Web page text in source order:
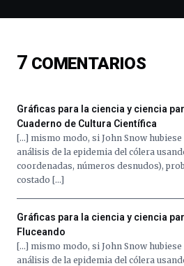
de
16
de
octubre.
La
iniciativa,
organizada
por
la
Cátedra…
7 COMENTARIOS
Gráficas para la ciencia y ciencia
Cuaderno de Cultura Científica
[…] mismo modo, si John Snow
análisis de la epidemia del cólera
coordenadas, números desnudos),
costado […]
Gráficas para la ciencia y ciencia
Fluceando
[…] mismo modo, si John Snow
análisis de la epidemia del cólera